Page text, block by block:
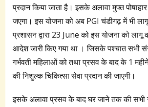
प्रदान किया जाता है। इसके अलावा मुफ्त
जएगा। इस योजना को अब PGI चंडीगढ़ में भी
प्रशासन द्वारा 23 June को इस योजना को
आदेश जारी किए गया था । जिसके पश्चात सभी
गर्भवती महिलाओं को तथा प्रसव के बाद के 1
की निशुल्क चिकित्सा सेवा प्रदान की जाएगी।
इसके अलावा प्रसव के बाद घर जाने तक की सभी